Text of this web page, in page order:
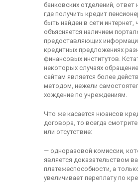
банковских отделений, ответ
где получить кредит
быть найден в сети интернет,
объясняется наличием
предоставляющих
кредитных предложениях
финансовых институтов.
некоторых случаях
сайтам является более
методом, нежели
хождение по учреждениям.
Что же касается нюансов
договора, то всегда
или отсутствие:
— одноразовой комиссии,
является доказательством
платежеспособности, а
увеличивает переплату по